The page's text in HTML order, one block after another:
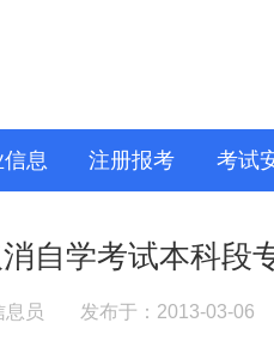
息 注册报考 考试
自学考试本科段
息员 发布于：2013-03-06